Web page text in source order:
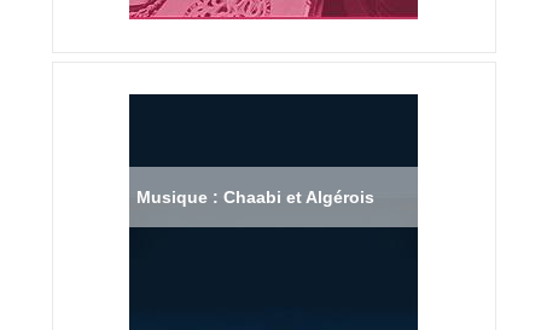
Musique : Chaabi et Algérois